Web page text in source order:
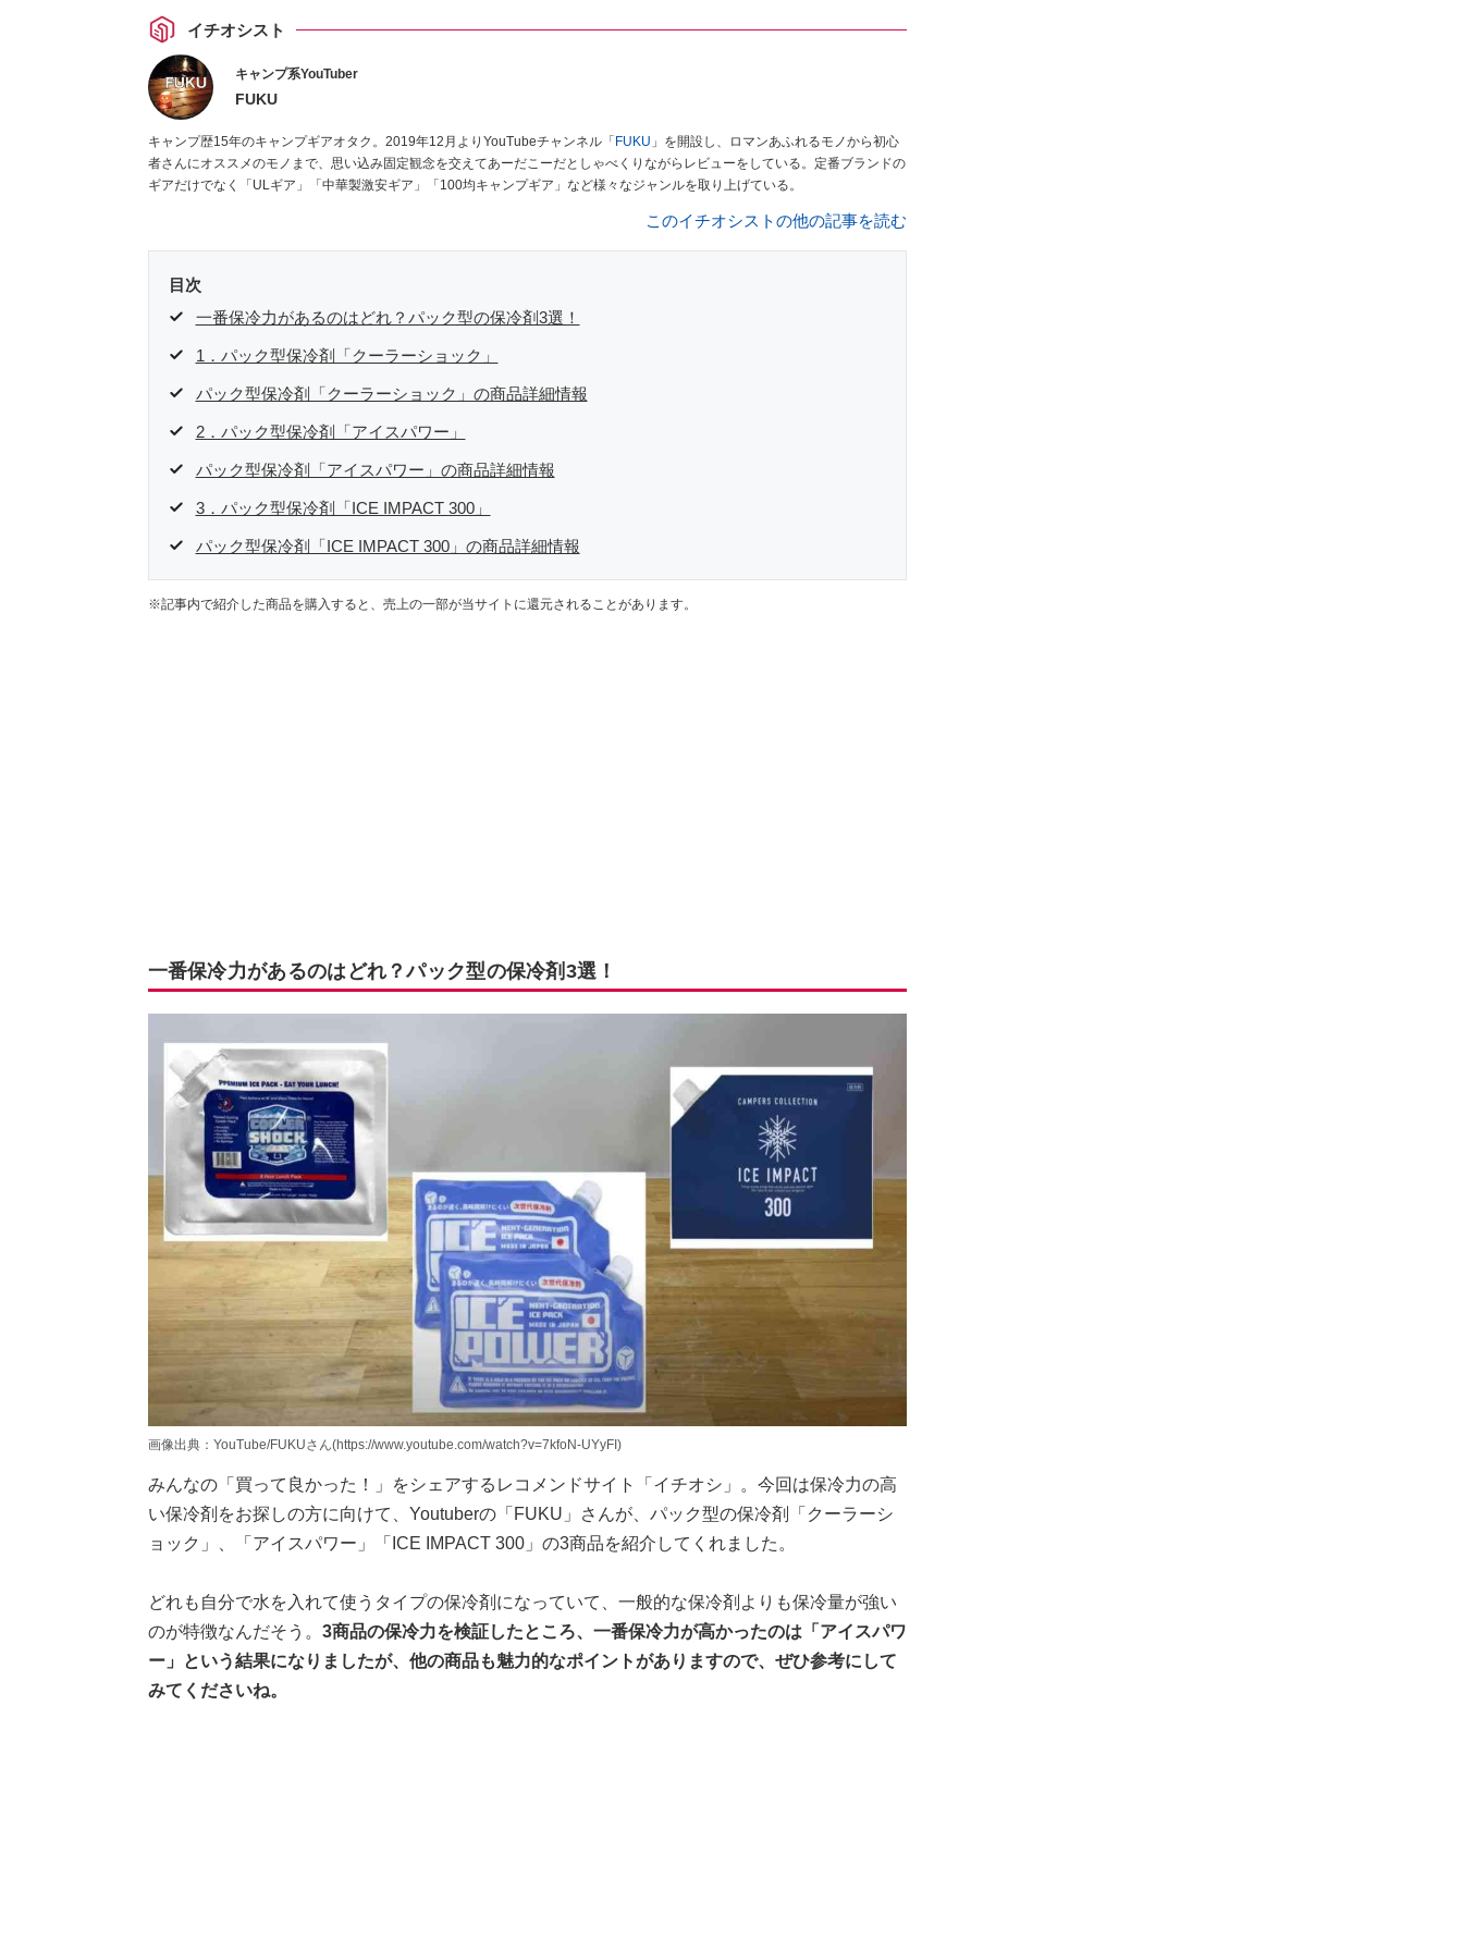
イチオシスト
キャンプ系YouTuber
FUKU
キャンプ歴15年のキャンプギアオタク。2019年12月よりYouTubeチャンネル「 FUKU 」を開設し、ロマンあふれるモノから初心
者さんにオススメのモノまで、思い込み固定観念を交えてあーだこーだとしゃべくりながらレビューをしている。定番ブランドの
ギアだけでなく「ULギア」「中華製激安ギア」「100均キャンプギア」など様々なジャンルを取り上げている。
このイチオシストの他の記事を読む
目次
一番保冷力があるのはどれ？パック型の保冷剤3選！
1．パック型保冷剤「クーラーショック」
パック型保冷剤「クーラーショック」の商品詳細情報
2．パック型保冷剤「アイスパワー」
パック型保冷剤「アイスパワー」の商品詳細情報
3．パック型保冷剤「ICE IMPACT 300」
パック型保冷剤「ICE IMPACT 300」の商品詳細情報
※記事内で紹介した商品を購入すると、売上の一部が当サイトに還元されることがあります。
一番保冷力があるのはどれ？パック型の保冷剤3選！
画像出典：YouTube/FUKUさん(https://www.youtube.com/watch?v=7kfoN-UYyFI)
みんなの「買って良かった！」をシェアするレコメンドサイト「イチオシ」。今回は保冷力の高
い保冷剤をお探しの方に向けて、Youtuberの「FUKU」さんが、パック型の保冷剤「クーラーシ
ョック」、「アイスパワー」「ICE IMPACT 300」の3商品を紹介してくれました。
どれも自分で水を入れて使うタイプの保冷剤になっていて、一般的な保冷剤よりも保冷量が強い
のが特徴なんだそう。 3商品の保冷力を検証したところ、一番保冷力が高かったのは「アイスパワ
ー」という結果になりましたが、他の商品も魅力的なポイントがありますので、ぜひ参考にして
みてくださいね。